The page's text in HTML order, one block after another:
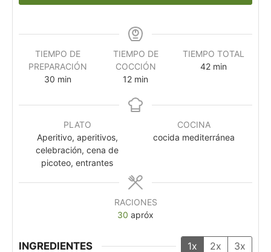
TIEMPO DE
PREPARACIÓN
30 min
TIEMPO DE
COCCIÓN
12 min
TIEMPO TOTAL
42 min
PLATO
Aperitivo, aperitivos,
celebración, cena de
picoteo, entrantes
COCINA
cocida mediterránea
RACIONES
30 apróx
INGREDIENTES 1x 2x 3x